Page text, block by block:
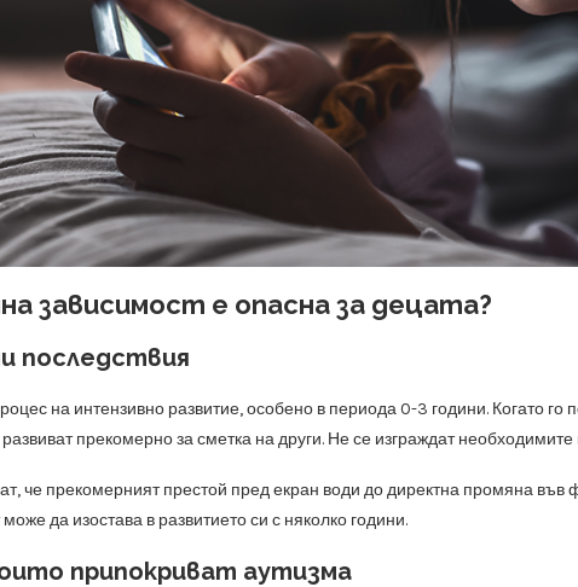
зависимост е опасна за децата?
последствия
на интензивно развитие, особено в периода 0-3 години. Когато
прекомерно за сметка на други. Не се изграждат необходимите
че прекомерният престой пред екран води до директна промяна
да изостава в развитието си с няколко години.
припокриват аутизма